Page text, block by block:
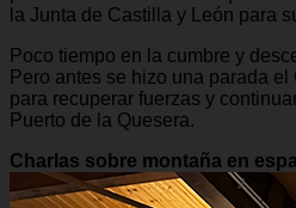
la Junta de Castilla y León para
Poco tiempo en la cumbre y
Pero antes se hizo una parada
para recuperar fuerzas y
Puerto de la Quesera.
Charlas sobre montaña en